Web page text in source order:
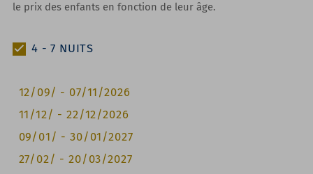
le prix des enfants en fonction de leur âge.
4 -7 NUITS
12/09/ - 07/11/2026
11/12/ -22/12/2026
09/01/ -30/01/2027
27/02/ -20/03/2027